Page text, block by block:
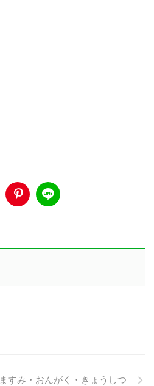
ますみ・おんがく・きょうしつ